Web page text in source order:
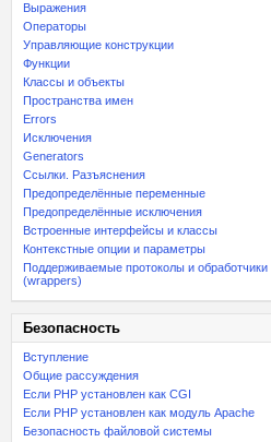
Выражения
Операторы
Управляющие конструкции
Функции
Классы и объекты
Пространства имен
Errors
Исключения
Generators
Ссылки. Разъяснения
Предопределённые переменные
Предопределённые исключения
Встроенные интерфейсы и классы
Контекстные опции и параметры
Поддерживаемые протоколы и обработчики
(wrappers)
Безопасность
Вступление
Общие рассуждения
Если PHP установлен как CGI
Если PHP установлен как модуль Apache
Безопасность файловой системы